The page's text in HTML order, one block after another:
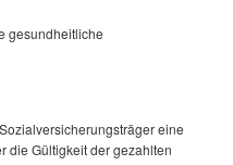
gesundheitliche
eine
die Gültigkeit der gezahlten